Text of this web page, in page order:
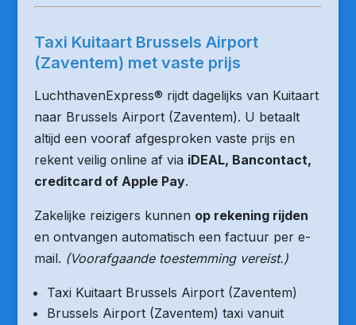
Taxi Kuitaart Brussels Airport
(Zaventem) met vaste prijs
LuchthavenExpress® rijdt dagelijks van Kuitaart
naar Brussels Airport (Zaventem). U betaalt
altijd een vooraf afgesproken vaste prijs en
rekent veilig online af via iDEAL, Bancontact,
creditcard of Apple Pay.
Zakelijke reizigers kunnen op rekening rijden
en ontvangen automatisch een factuur per e-
mail. (Voorafgaande toestemming vereist.)
Taxi Kuitaart Brussels Airport (Zaventem)
Brussels Airport (Zaventem) taxi vanuit